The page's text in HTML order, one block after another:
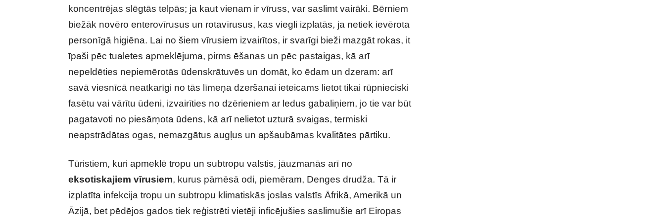
koncentrējas slēgtās telpās; ja kaut vienam ir vīruss, var saslimt vairāki. Bērniem
biežāk novēro enterovīrusus un rotavīrusus, kas viegli izplatās, ja netiek ievērota
personīgā higiēna. Lai no šiem vīrusiem izvairītos, ir svarīgi bieži mazgāt rokas, it
īpaši pēc tualetes apmeklējuma, pirms ēšanas un pēc pastaigas, kā arī
nepeldēties nepiemērotās ūdenskrātuvēs un domāt, ko ēdam un dzeram: arī
savā viesnīcā neatkarīgi no tās līmeņa dzeršanai ieteicams lietot tikai rūpnieciski
fasētu vai vārītu ūdeni, izvairīties no dzērieniem ar ledus gabaliņiem, jo tie var būt
pagatavoti no piesārņota ūdens, kā arī nelietot uzturā svaigas, termiski
neapstrādātas ogas, nemazgātus augļus un apšaubāmas kvalitātes pārtiku.
Tūristiem, kuri apmeklē tropu un subtropu valstis, jāuzmanās arī no
eksotiskajiem vīrusiem, kurus pārnēsā odi, piemēram, Denges drudža. Tā ir
izplatīta infekcija tropu un subtropu klimatiskās joslas valstīs Āfrikā, Amerikā un
Āzijā, bet pēdējos gados tiek reģistrēti vietēji inficējušies saslimušie arī Eiropas